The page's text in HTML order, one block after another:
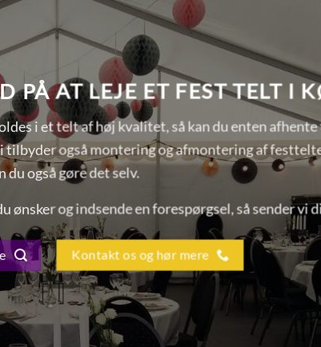
PÅ AT LEJE ET FEST TELT I
i et telt af høj kvalitet, så kan du enten
også montering og afmontering af
du også gøre det selv.
ønsker og indsende en forespørgsel, så sender
Kontakt os og hør mere